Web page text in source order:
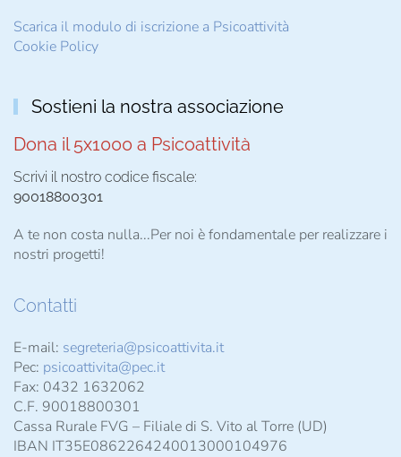
Scarica il modulo di iscrizione a Psicoattività
Cookie Policy
Sostieni la nostra associazione
Dona il 5x1000 a Psicoattività
Scrivi il nostro codice fiscale:
90018800301
A te non costa nulla...Per noi è fondamentale per realizzare i
nostri progetti!
Contatti
E-mail: segreteria@psicoattivita.it
Pec: psicoattivita@pec.it
Fax: 0432 1632062
C.F. 90018800301
Cassa Rurale FVG – Filiale di S. Vito al Torre (UD)
IBAN IT35E0862264240013000104976